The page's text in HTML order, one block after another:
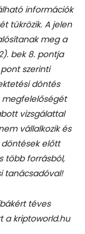
információk
tükrözik. A jelen
meg a
bek 8. pontja
szerinti
döntés
vizsgálattal
vállalkozik és
előtt
több forrásból,
tanácsadóval!
téves
a kriptoworld.hu